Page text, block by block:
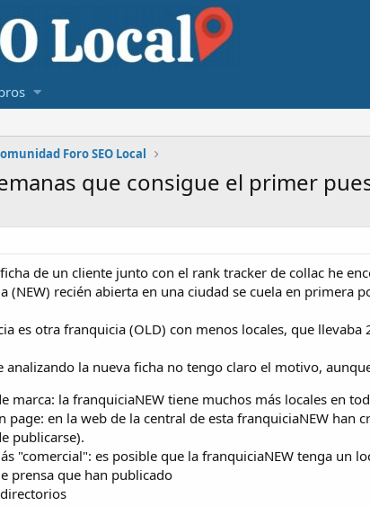
Foro SEO Local
que consigue el primer
de un cliente junto con el rank tracker de collac he
(NEW) recién abierta en una ciudad se cuela en
es otra franquicia (OLD) con menos locales, que llevaba
analizando la nueva ficha no tengo claro el motivo,
marca: la franquiciaNEW tiene muchos más locales en
page: en la web de la central de esta franquiciaNEW
publicarse).
"comercial": es posible que la franquiciaNEW tenga un
prensa que han publicado